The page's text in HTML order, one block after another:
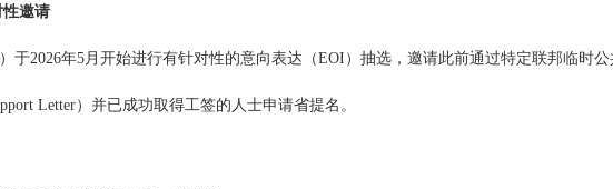
性邀请
于2026年5月开始进行有针对性的意向表达（EOI）抽选，邀请此前通过特定联邦临时公
Letter）并已成功取得工签的人士申请省提名。